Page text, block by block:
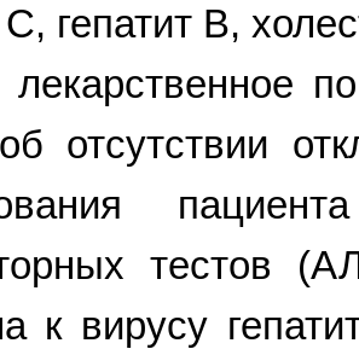
C, гепатит B,
лекарственное
отсутствии
тестов
к вирусу